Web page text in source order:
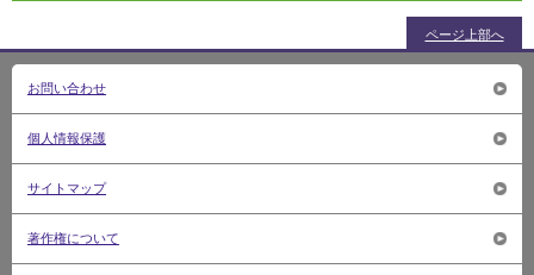
ページ上部へ
お問い合わせ
個人情報保護
サイトマップ
著作権について